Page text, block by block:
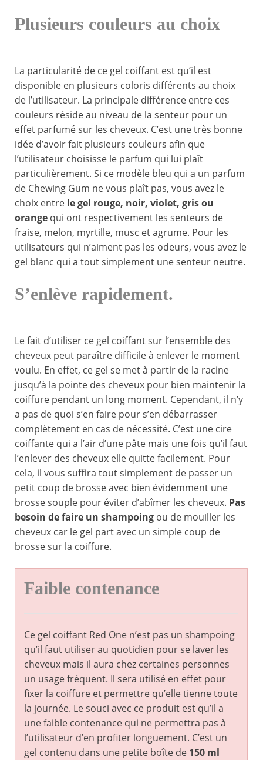
Plusieurs couleurs au choix
La particularité de ce gel coiffant est qu’il est
disponible en plusieurs coloris différents au choix
de l’utilisateur. La principale différence entre ces
couleurs réside au niveau de la senteur pour un
effet parfumé sur les cheveux. C’est une très bonne
idée d’avoir fait plusieurs couleurs afin que
l’utilisateur choisisse le parfum qui lui plaît
particulièrement. Si ce modèle bleu qui a un parfum
de Chewing Gum ne vous plaît pas, vous avez le
choix entre le gel rouge, noir, violet, gris ou
orange qui ont respectivement les senteurs de
fraise, melon, myrtille, musc et agrume. Pour les
utilisateurs qui n’aiment pas les odeurs, vous avez le
gel blanc qui a tout simplement une senteur neutre.
S’enlève rapidement.
Le fait d’utiliser ce gel coiffant sur l’ensemble des
cheveux peut paraître difficile à enlever le moment
voulu. En effet, ce gel se met à partir de la racine
jusqu’à la pointe des cheveux pour bien maintenir la
coiffure pendant un long moment. Cependant, il n’y
a pas de quoi s’en faire pour s’en débarrasser
complètement en cas de nécessité. C’est une cire
coiffante qui a l’air d’une pâte mais une fois qu’il faut
l’enlever des cheveux elle quitte facilement. Pour
cela, il vous suffira tout simplement de passer un
petit coup de brosse avec bien évidemment une
brosse souple pour éviter d’abîmer les cheveux. Pas
besoin de faire un shampoing ou de mouiller les
cheveux car le gel part avec un simple coup de
brosse sur la coiffure.
Faible contenance
Ce gel coiffant Red One n’est pas un shampoing
qu’il faut utiliser au quotidien pour se laver les
cheveux mais il aura chez certaines personnes
un usage fréquent. Il sera utilisé en effet pour
fixer la coiffure et permettre qu’elle tienne toute
la journée. Le souci avec ce produit est qu’il a
une faible contenance qui ne permettra pas à
l’utilisateur d’en profiter longuement. C’est un
gel contenu dans une petite boîte de 150 ml